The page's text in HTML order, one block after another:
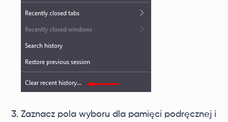
Zaznacz pola wyboru dla pamięci podręcznej i